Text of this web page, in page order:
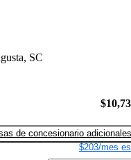
SC
de concesionario adicionales
$203/mes